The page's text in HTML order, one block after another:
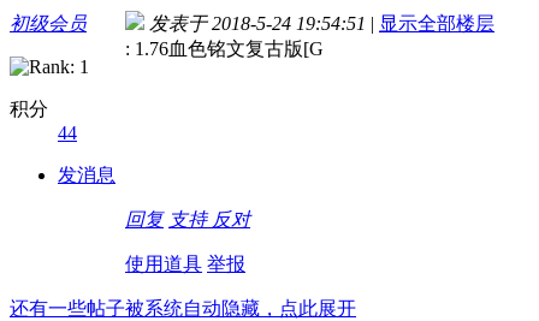
初级会员
积分
44
发消息
发表于 2018-5-24 19:54:51 | 显示全部楼层
: 1.76血色铭文复古版[G
回复 支持 反对
使用道具 举报
还有一些帖子被系统自动隐藏，点此展开